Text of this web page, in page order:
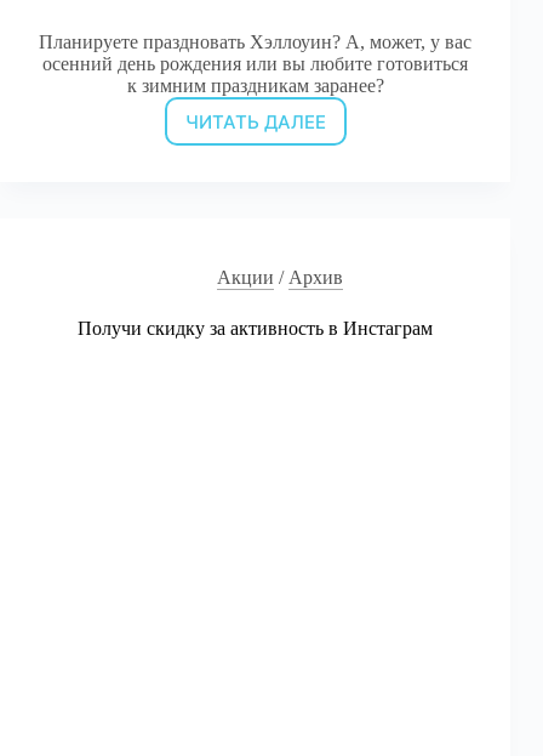
Планируете праздновать Хэллоуин? А, может, у вас
осенний день рождения или вы любите готовиться
к зимним праздникам заранее?
ЧИТАТЬ ДАЛЕЕ
Большая
Акции / Архив
Получи скидку за активность в Инстаграм